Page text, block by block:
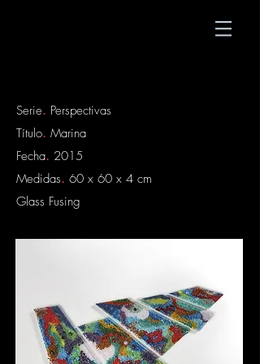
Serie. Perspectivas
Título. Marina
Fecha. 2015
Medidas. 60 x 60 x 4 cm
​Glass Fusing